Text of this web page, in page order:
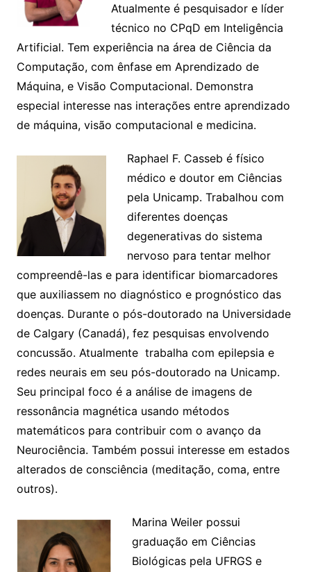
Atualmente é pesquisador e líder
técnico no CPqD em Inteligência
Artificial. Tem experiência na área de Ciência da
Computação, com ênfase em Aprendizado de
Máquina, e Visão Computacional. Demonstra
especial interesse nas interações entre aprendizado
de máquina, visão computacional e medicina.
Raphael F. Casseb é físico
médico e doutor em Ciências
pela Unicamp. Trabalhou com
diferentes doenças
degenerativas do sistema
nervoso para tentar melhor
compreendê-las e para identificar biomarcadores
que auxiliassem no diagnóstico e prognóstico das
doenças. Durante o pós-doutorado na Universidade
de Calgary (Canadá), fez pesquisas envolvendo
concussão. Atualmente trabalha com epilepsia e
redes neurais em seu pós-doutorado na Unicamp.
Seu principal foco é a análise de imagens de
ressonância magnética usando métodos
matemáticos para contribuir com o avanço da
Neurociência. Também possui interesse em estados
alterados de consciência (meditação, coma, entre
outros).
Marina Weiler possui
graduação em Ciências
Biológicas pela UFRGS e